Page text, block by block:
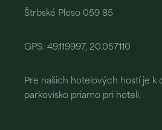
Štrbské Pleso 059 85
GPS: 49.119997, 20.057110
Pre našich hotelových hostí je k
parkovisko priamo pri hoteli.